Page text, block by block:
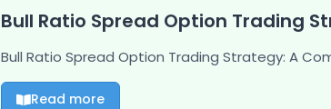
Bull Ratio Spread Option Trading
Bull Ratio Spread Option Trading Strategy: A
Read more